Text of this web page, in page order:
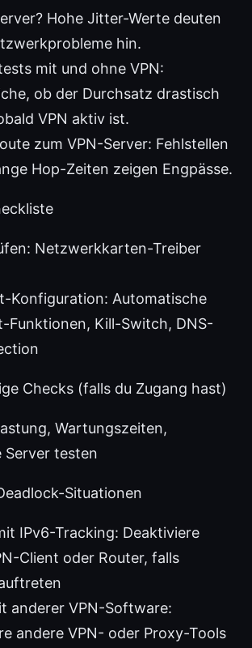
Hohe Jitter-Werte deuten
hin.
mit und ohne VPN:
ob der Durchsatz drastisch
VPN aktiv ist.
zum VPN-Server: Fehlstellen
Hop-Zeiten zeigen Engpässe.
Netzwerkkarten-Treiber
Konfiguration: Automatische
Funktionen, Kill-Switch, DNS-
Checks (falls du Zugang hast)
Wartungszeiten,
Server testen
Situationen
IPv6-Tracking: Deaktiviere
Client oder Router, falls
anderer VPN-Software:
andere VPN- oder Proxy-Tools